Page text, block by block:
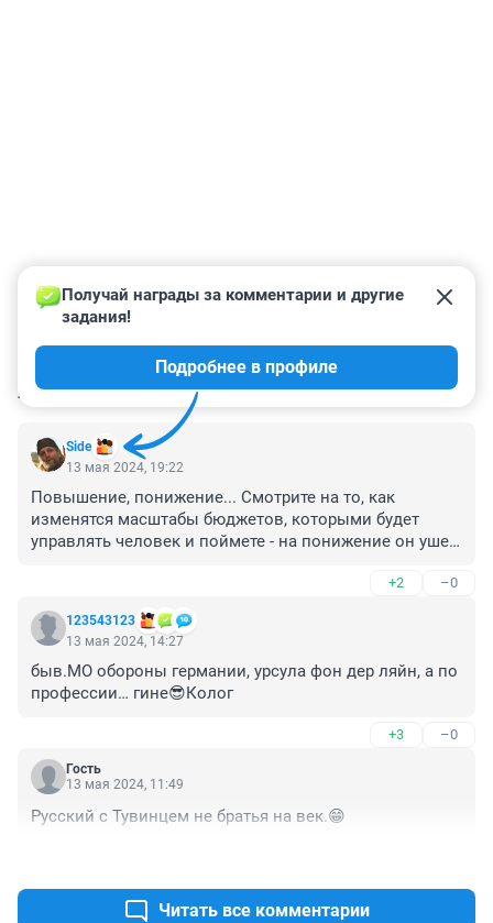
КОММЕНТАРИИ 10
Side
Получай награды за комментарии и другие
задания!
Подробнее в профиле
13 мая 2024, 19:22
Повышение, понижение... Смотрите на то, как
изменятся масштабы бюджетов, которыми будет
управлять человек и поймете - на понижение он ушел
+2 –0
123543123
13 мая 2024, 14:27
быв.МО обороны германии, урсула фон дер ляйн, а по
профессии… гине😎Колог
+3 –0
Гость
13 мая 2024, 11:49
Русский с Тувинцем не братья на век.😁
Читать все комментарии